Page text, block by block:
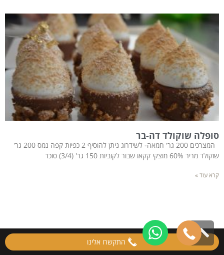
סופלה שוקולד דה-בר
המצרכים 200 גר' חמאה- לשידרוג ניתן להוסיף 2 כפיות קפה נמס 200 גר'
שוקולד מריר 60% מוצקי קקאו שבור לקוביות 150 גר' (3/4) סוכר
קרא עוד »
גלילה התקשרו אלינו